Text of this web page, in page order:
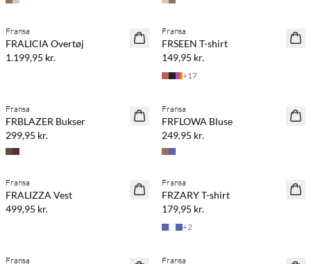
NYHED
Fransa
FRALICIA Overtøj
1.199,95 kr.
NYHED
Køb min. 2 & spar 20%
Fransa
FRSEEN T-shirt
149,95 kr.
+17
NYHED
Fransa
FRBLAZER Bukser
299,95 kr.
NYHED
Fransa
FRFLOWA Bluse
249,95 kr.
NYHED
Fransa
FRALIZZA Vest
499,95 kr.
NYHED
Fransa
FRZARY T-shirt
179,95 kr.
+2
Fransa Fransa